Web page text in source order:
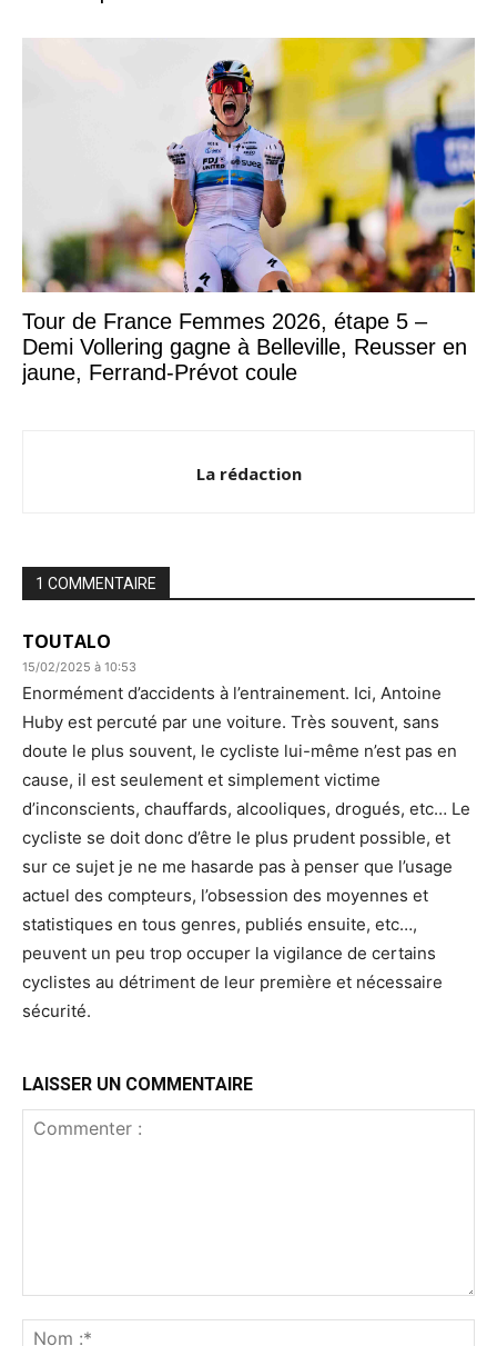
Tour de France Femmes 2026, étape 5 –
Demi Vollering gagne à Belleville, Reusser en
jaune, Ferrand-Prévot coule
La rédaction
1 COMMENTAIRE
TOUTALO
15/02/2025 à 10:53
Enormément d’accidents à l’entrainement. Ici, Antoine
Huby est percuté par une voiture. Très souvent, sans
doute le plus souvent, le cycliste lui-même n’est pas en
cause, il est seulement et simplement victime
d’inconscients, chauffards, alcooliques, drogués, etc… Le
cycliste se doit donc d’être le plus prudent possible, et
sur ce sujet je ne me hasarde pas à penser que l’usage
actuel des compteurs, l’obsession des moyennes et
statistiques en tous genres, publiés ensuite, etc…,
peuvent un peu trop occuper la vigilance de certains
cyclistes au détriment de leur première et nécessaire
sécurité.
LAISSER UN COMMENTAIRE